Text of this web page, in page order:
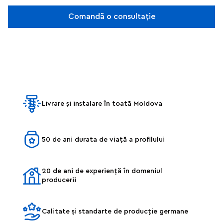
Comandă o consultație
Livrare și instalare în toată Moldova
50 de ani durata de viață a profilului
20 de ani de experiență în domeniul
producerii
Calitate și standarte de producție germane